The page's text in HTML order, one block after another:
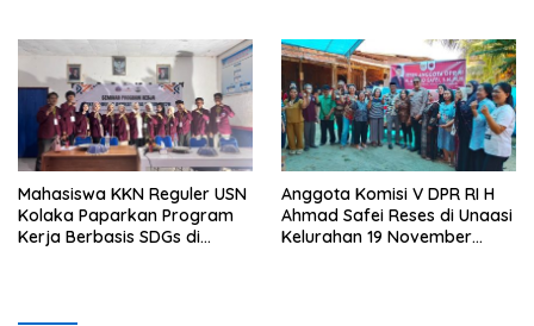
Premanisme Industrial
Mahasiswa KKN Reguler USN
Kolaka Paparkan Program
Kerja Berbasis SDGs di
Anggota Komisi V DPR RI H
Ahmad Safei Reses di Unaasi
Kelurahan 19 November